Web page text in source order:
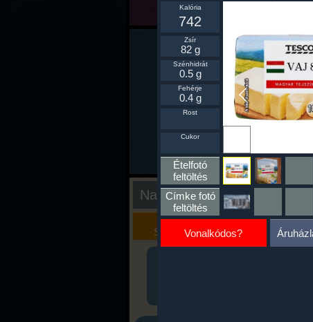
Nap kiértékelése
Kalória
Szimulátor
Szöveges
Értékelés
Kalória
742
Zsír
82 g
Szénhidrát
0.5 g
Fehérje
0.4 g
Rost
Cukor
Ételfotó
feltöltés
Címke fotó
feltöltés
Vonalkódos?